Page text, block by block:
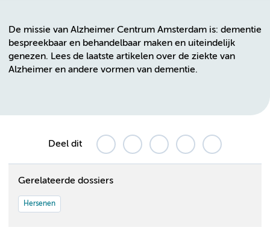
De missie van Alzheimer Centrum Amsterdam is: dementie
bespreekbaar en behandelbaar maken en uiteindelijk
genezen. Lees de laatste artikelen over de ziekte van
Alzheimer en andere vormen van dementie.
Deel dit
Gerelateerde dossiers
Hersenen